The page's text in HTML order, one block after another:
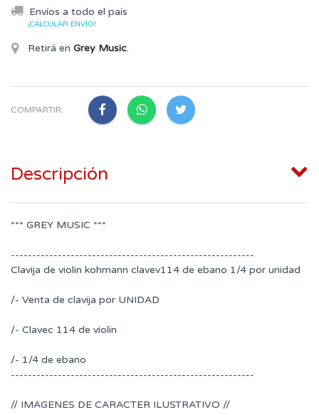
Envíos a todo el país
¡CALCULAR ENVÍO!
Retirá en Grey Music.
COMPARTIR:
Descripción
*** GREY MUSIC ***
---------------------------------------------------------
Clavija de violin kohmann clavev114 de ebano 1/4 por unidad
/- Venta de clavija por UNIDAD
/- Clavec 114 de violìn
/- 1/4 de ebano
---------------------------------------------------------
// IMAGENES DE CARACTER ILUSTRATIVO //